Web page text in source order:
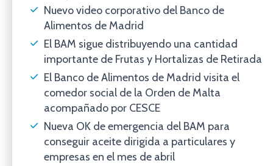
Nuevo video corporativo del Banco de
Alimentos de Madrid
El BAM sigue distribuyendo una cantidad
importante de Frutas y Hortalizas de Retirada
El Banco de Alimentos de Madrid visita el
comedor social de la Orden de Malta
acompañado por CESCE
Nueva OK de emergencia del BAM para
conseguir aceite dirigida a particulares y
empresas en el mes de abril